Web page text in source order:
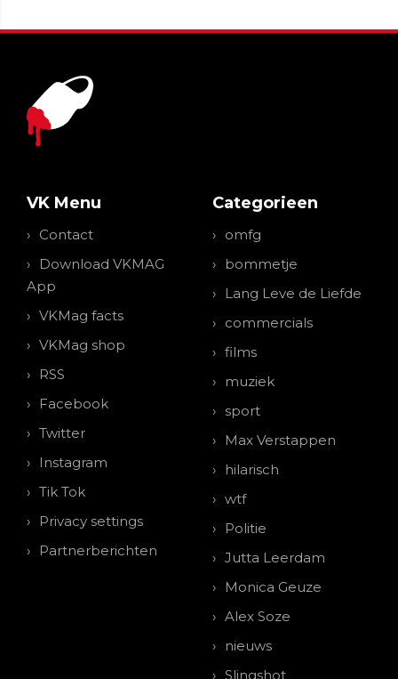
VK Menu
Contact
Download VKMAG
App
VKMag facts
VKMag shop
RSS
Facebook
Twitter
Instagram
Tik Tok
Privacy settings
Partnerberichten
Categorieen
omfg
bommetje
Lang Leve de Liefde
commercials
films
muziek
sport
Max Verstappen
hilarisch
wtf
Politie
Jutta Leerdam
Monica Geuze
Alex Soze
nieuws
Slingshot